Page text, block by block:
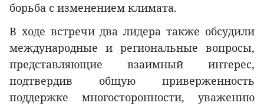
борьба с изменением климата.
В ходе встречи два лидера также обсудили
международные и региональные вопросы,
представляющие взаимный интерес,
подтвердив общую приверженность
поддержке многосторонности, уважению